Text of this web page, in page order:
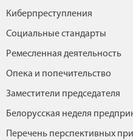
Киберпреступления
Социальные стандарты
Ремесленная деятельность
Опека и попечительство
Заместители председателя
Белорусская неделя
Перечень перспективных